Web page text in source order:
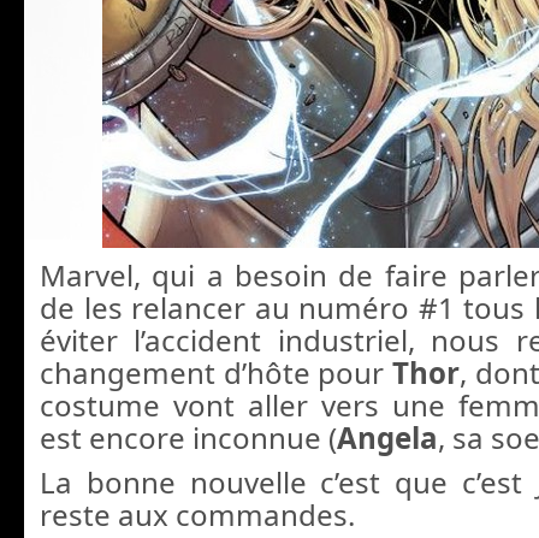
Marvel, qui a besoin de faire
de les relancer au numéro #1 tous
éviter l’accident industriel, nous
changement d’hôte pour Thor,
costume vont aller vers une
est encore inconnue (Angela, sa
La bonne nouvelle c’est que
reste aux commandes.